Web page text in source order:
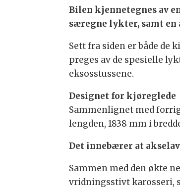
Bilen kjennetegnes av
særegne lykter, samt
Sett fra siden er både
preges av de spesielle
eksosstussene.
Designet for kjøreglede
Sammenlignet med
lengden, 1838 mm i
Det innebærer at
Sammen med den økte
vridningsstivt karosseri,